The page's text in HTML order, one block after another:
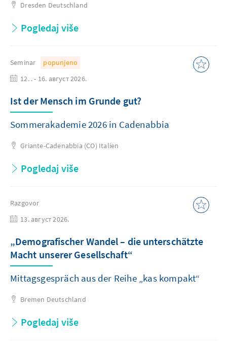
Dresden Deutschland
Pogledaj više
Seminar
popunjeno
12. . - 16. август 2026.
Ist der Mensch im Grunde gut?
Sommerakademie 2026 in Cadenabbia
Griante-Cadenabbia (CO) Italien
Pogledaj više
Razgovor
13. август 2026.
„Demografischer Wandel – die unterschätzte
Macht unserer Gesellschaft“
Mittagsgespräch aus der Reihe „kas kompakt“
Bremen Deutschland
Pogledaj više